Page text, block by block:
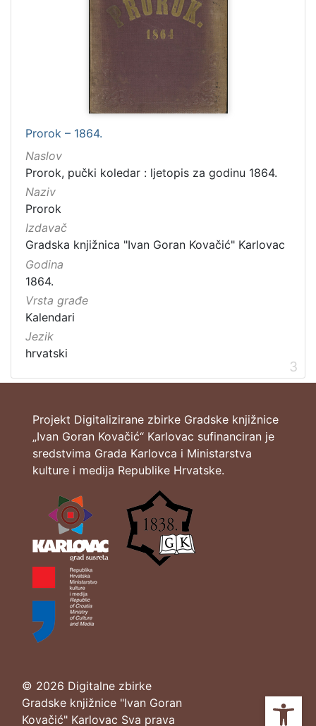
Prorok – 1864.
Naslov
Prorok, pučki koledar : ljetopis za godinu 1864.
Naziv
Prorok
Izdavač
Gradska knjižnica "Ivan Goran Kovačić" Karlovac
Godina
1864.
Vrsta građe
Kalendari
Jezik
hrvatski
3
Projekt Digitalizirane zbirke Gradske knjižnice
„Ivan Goran Kovačić“ Karlovac sufinanciran je
sredstvima Grada Karlovca i Ministarstva
kulture i medija Republike Hrvatske.
© 2026 Digitalne zbirke
Gradske knjižnice "Ivan Goran
Kovačić" Karlovac Sva prava